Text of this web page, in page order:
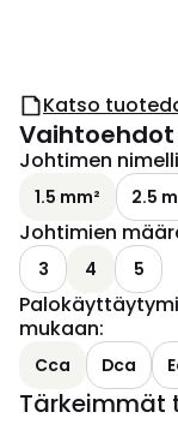
Katso
Vaihtoehdot
Johtimen
1.5 mm² 2.5
Johtimien
3 4 5
mukaan:
Cca Dca
Tärkeimmät